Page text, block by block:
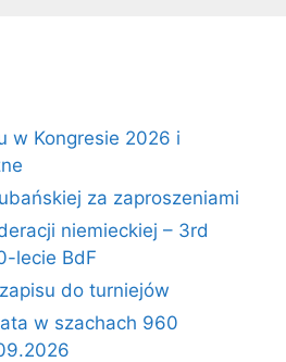
w Kongresie 2026 i
za zaproszeniami
niemieckiej – 3rd
lecie BdF
do turniejów
w szachach 960